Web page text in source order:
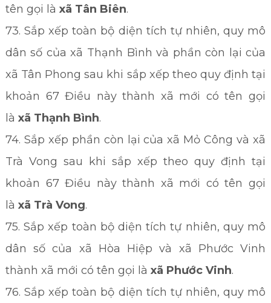
tên gọi là xã Tân Biên.
73. Sắp xếp toàn bộ diện tích tự nhiên, quy mô
dân số của xã Thạnh Bình và phần còn lại của
xã Tân Phong sau khi sắp xếp theo quy định tại
khoản 67 Điều này thành xã mới có tên gọi
là xã Thạnh Bình.
74. Sắp xếp phần còn lại của xã Mỏ Công và xã
Trà Vong sau khi sắp xếp theo quy định tại
khoản 67 Điều này thành xã mới có tên gọi
là xã Trà Vong.
75. Sắp xếp toàn bộ diện tích tự nhiên, quy mô
dân số của xã Hòa Hiệp và xã Phước Vinh
thành xã mới có tên gọi là xã Phước Vinh.
76. Sắp xếp toàn bộ diện tích tự nhiên, quy mô